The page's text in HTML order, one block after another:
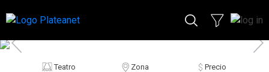
Teatro Zona Precio